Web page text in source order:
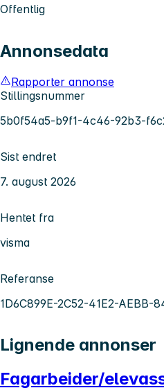
Offentlig
Annonsedata
Rapporter annonse
Stillingsnummer
5b0f54a5-b9f1-4c46-92b3-
Sist endret
7. august 2026
Hentet fra
visma
Referanse
1D6C899E-2C52-41E2-AEBB-
Lignende annonser
Fagarbeider/